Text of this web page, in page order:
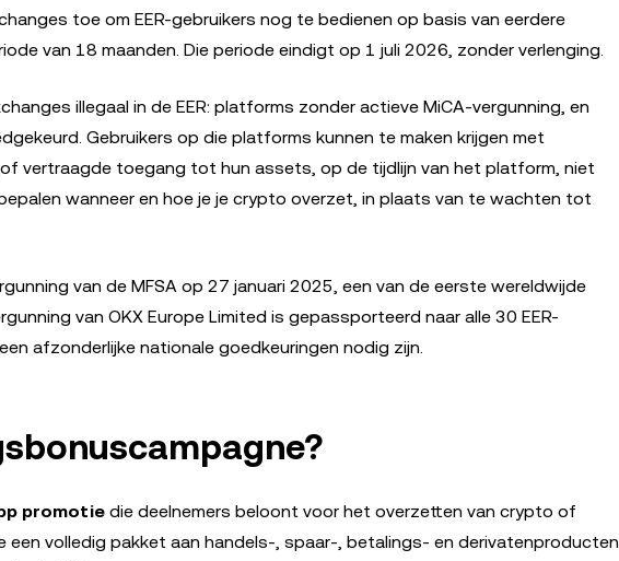
toe om EER-gebruikers nog te bedienen op basis van eerdere
van 18 maanden. Die periode eindigt op 1 juli 2026, zonder verlenging.
illegaal in de EER: platforms zonder actieve MiCA-vergunning, en
Gebruikers op die platforms kunnen te maken krijgen met
vertraagde toegang tot hun assets, op de tijdlijn van het platform, niet
wanneer en hoe je je crypto overzet, in plaats van te wachten tot
van de MFSA op 27 januari 2025, een van de eerste wereldwijde
van OKX Europe Limited is gepassporteerd naar alle 30 EER-
afzonderlijke nationale goedkeuringen nodig zijn.
promotie die deelnemers beloont voor het overzetten van crypto of
een volledig pakket aan handels-, spaar-, betalings- en derivatenproducten